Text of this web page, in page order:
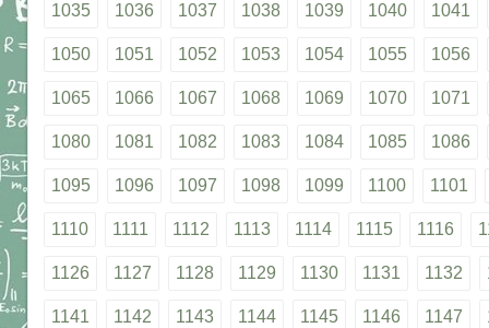
1035 1036 1037 1038 1039 1040 1041
1050 1051 1052 1053 1054 1055 1056
1065 1066 1067 1068 1069 1070 1071
1080 1081 1082 1083 1084 1085 1086
1095 1096 1097 1098 1099 1100 1101
1110 1111 1112 1113 1114 1115 1116
1126 1127 1128 1129 1130 1131 1132
1141 1142 1143 1144 1145 1146 1147